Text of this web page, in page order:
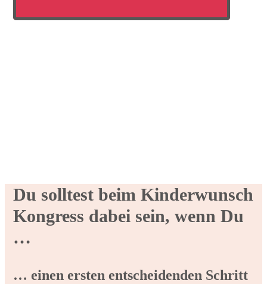
Du solltest beim Kinderwunsch
Kongress dabei sein, wenn Du
…
… einen ersten entscheidenden Schritt